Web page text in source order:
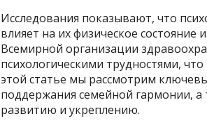
Исследования показывают, что
влияет на их физическое
Всемирной организации
психологическими трудностями,
этой статье мы рассмотрим
поддержания семейной гармонии,
развитию и укреплению.